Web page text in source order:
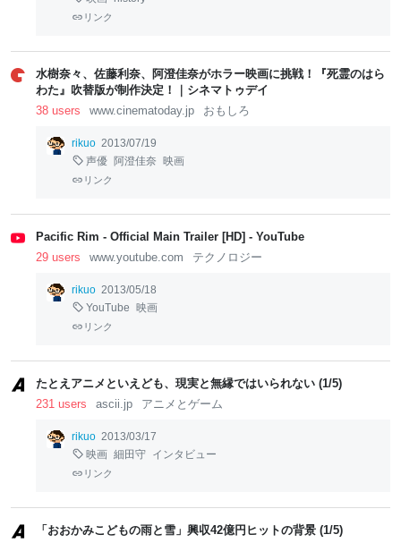
リンク
水樹奈々、佐藤利奈、阿澄佳奈がホラー映画に挑戦！『死霊のはら
わた』吹替版が制作決定！｜シネマトゥデイ
38 users
www.cinematoday.jp おもしろ
rikuo 2013/07/19
声優
阿澄佳奈 映画
リンク
Pacific Rim - Official Main Trailer [HD] - YouTube
29 users
www.youtube.com テクノロジー
rikuo 2013/05/18
YouTube
映画
リンク
たとえアニメといえども、現実と無縁ではいられない (1/5)
231 users
ascii.jp アニメとゲーム
rikuo 2013/03/17
映画 細田守 インタビュー
リンク
「おおかみこどもの雨と雪」興収42億円ヒットの背景 (1/5)